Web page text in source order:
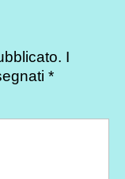
I
*